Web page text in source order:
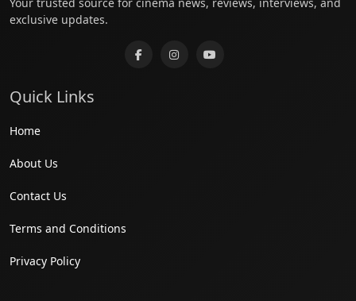
exclusive updates.
Quick Links
Home
About Us
Contact Us
Terms and Conditions
Privacy Policy